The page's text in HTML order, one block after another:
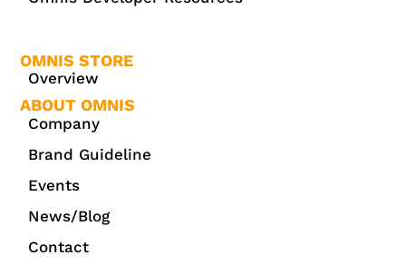
OMNIS STORE
Overview
ABOUT OMNIS
Company
Brand Guideline
Events
News/Blog
Contact